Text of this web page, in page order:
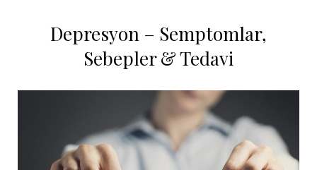
Depresyon – Semptomlar,
Sebepler & Tedavi